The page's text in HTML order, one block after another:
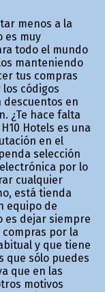
menos a la
es muy
todo el mundo
manteniendo
tus compras
códigos
descuentos en
¿Te hace falta
Hotels es una
en el
selección
por lo
cualquier
está tienda
equipo de
es dejar siempre
por la
y que tiene
que sólo puedes
que en las
motivos